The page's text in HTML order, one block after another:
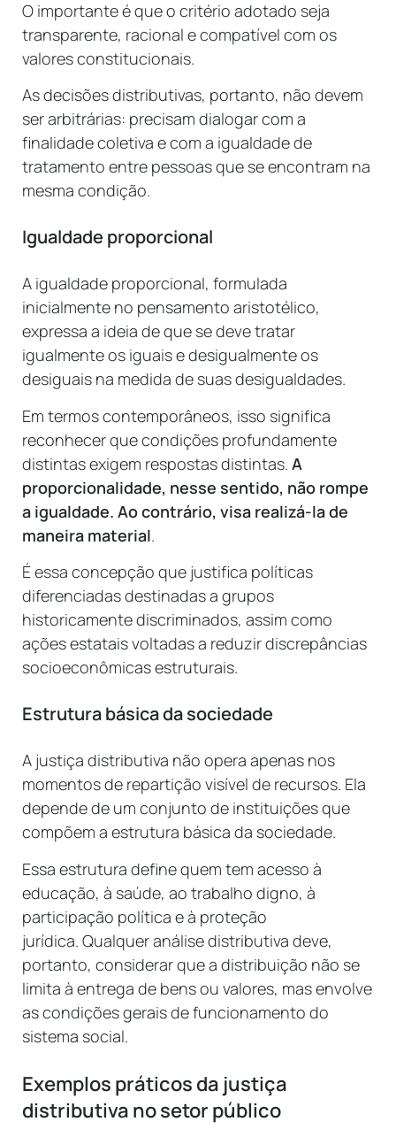
O importante é que o critério adotado seja
transparente, racional e compatível com os
valores constitucionais.
As decisões distributivas, portanto, não devem
ser arbitrárias: precisam dialogar com a
finalidade coletiva e com a igualdade de
tratamento entre pessoas que se encontram na
mesma condição.
Igualdade proporcional
A igualdade proporcional, formulada
inicialmente no pensamento aristotélico,
expressa a ideia de que se deve tratar
igualmente os iguais e desigualmente os
desiguais na medida de suas desigualdades.
Em termos contemporâneos, isso significa
reconhecer que condições profundamente
distintas exigem respostas distintas. A
proporcionalidade, nesse sentido, não rompe
a igualdade. Ao contrário, visa realizá-la de
maneira material.
É essa concepção que justifica políticas
diferenciadas destinadas a grupos
historicamente discriminados, assim como
ações estatais voltadas a reduzir discrepâncias
socioeconômicas estruturais.
Estrutura básica da sociedade
A justiça distributiva não opera apenas nos
momentos de repartição visível de recursos. Ela
depende de um conjunto de instituições que
compõem a estrutura básica da sociedade.
Essa estrutura define quem tem acesso à
educação, à saúde, ao trabalho digno, à
participação política e à proteção
jurídica. Qualquer análise distributiva deve,
portanto, considerar que a distribuição não se
limita à entrega de bens ou valores, mas envolve
as condições gerais de funcionamento do
sistema social.
Exemplos práticos da justiça
distributiva no setor público